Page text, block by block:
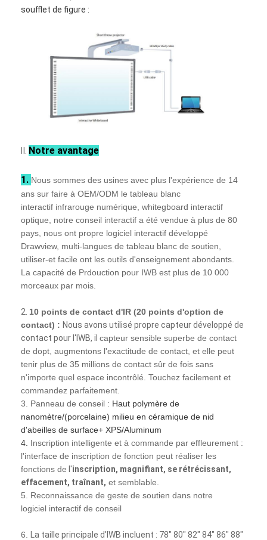
Tableau noir intelligent
Cadre infrarouge de contact
Support interactif de tableau blanc
Caméra de document de visualiseur
moniteur de publicité numérique
écran intelligent portable
soufflet de figure :
Notre avantage
1. Nous sommes des usines avec plus l'expérience de 14
ans sur faire à OEM/ODM le tableau blanc
interactif infrarouge numérique, whitegboard interactif
optique, notre conseil interactif a été vendue à plus de 80
pays, nous ont propre logiciel interactif développé
Drawview, multi-langues de tableau blanc de soutien,
utiliser-et facile ont les outils d'enseignement abondants.
La capacité de Prdouction pour IWB est plus de 10 000
morceaux par mois.
2. 10 points de contact d'IR (20 points d'option de
contact) : Nous avons utilisé propre capteur développé de
contact pour l'IWB, ilcapteur sensible superbe de contact
de dopt, augmentons l'exactitude de contact, et elle peut
tenir plus de 35 millions de contact sûr de fois sans
n'importe quel espace incontrôlé. Touchez facilement et
commandez parfaitement.
3. Panneau de conseil : Haut polymère de
nanomètre/(porcelaine) milieu en céramique de nid
d'abeilles de surface+ XPS/Aluminum
4. Inscription intelligente et à commande par effleurement :
l'interface de inscription de fonction peut réaliser les
fonctions de l'inscription, magnifiant, se rétrécissant,
effacement, traînant, et semblable.
5. Reconnaissance de geste de soutien dans notre
logiciel interactif de conseil
6.
La taille principale d'IWB incluent : 78" 80" 82" 84" 86" 88"